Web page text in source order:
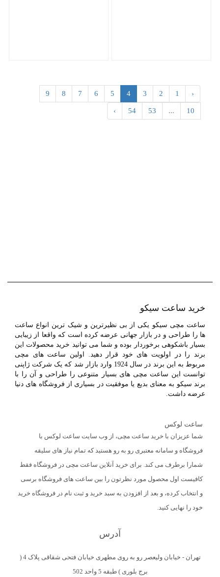
‹
1
2
3
4
5
6
7
8
9
10
...
53
54
›
خرید ساعت سیکو
ساعت مچی سیکو یکی از بی نظیرترین و شیک ترین انواع ساعت
ها را طراحی و در بازار جهانی عرضه کرده است که واقعا از زیبایی
بسیار باشکوهی برخوردار بوده و شما می توانید خرید محصولات این
برند را در اولویت های خود قرار دهید. اولین ساعت های مچی
مربوط به این برند در سال 1924 وارد بازار شد که یک شرکت ژاپنی
توانست این ساعت مچی های بسیار متنوعی را طراحی و آن را با
برند سیکو به معنای بدیع یا موفقیت در بسیاری از فروشگاه های دنیا
عرضه داشت.
شکست های زیادی مواجه شد و باز هم توانست با تکیه بر دانش و
اهدافی که داشت از دوباره کار ساخت ساعت مچی ها را شروع
کند. امروزه کمتر کسی را می توانید پیدا نمایید که با اسم برند سیکو
مردم بوده و شما هم می توانید با خرید و استفاده از این مدل ساعت
های مچی، احساس غرور و اعتماد به نفس خوبی را برای خود به
و زیر مجموعه های مربوط به این برند توضیحات بیشتری را به
حضورتان ارائه دهیم. با ما همراه باشید.
محصولات عرضه شده توسط شرکت سیکو
در شرکت خود پیاده کرده و محصولات متنوعی را تهیه و طراحی
نماید که به جرات می توان گفت، این نوآوری استفاده شده در
ساعت لوکس
شما عزیزان با خرید ساعت مچی، از وب سایت ساعت لوکس با
فروشگاه و سامانه معتبری رو به رو هستید که تمام نیاز های سلیقه
شمارا برطرف می کند. برای خرید آنلاین ساعت مچی در فروشگاه فقط
کافیست اول محصول مورد نظرتون را بین ساعت های فروشگاه برسی
و انتخاب کرده، و بعد از افزودن به سبد خرید و ثبت نام در فروشگاه خرید
خود را نهایی کنید.
آدرس
تهران - خیابان ولیعصر رو به روی مطهری خیابان فتحی شقاقی پلاک 4 (
برج بلوری ) طبقه 5 واحد 502